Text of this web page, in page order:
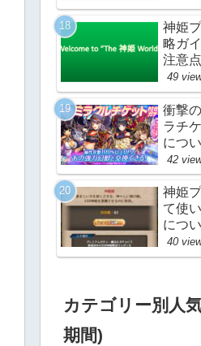
神姫
略ガ
注意点
49
衝撃
ラチ
につ
42
神姫
て使
につ
40
カテゴリー別人
期間)